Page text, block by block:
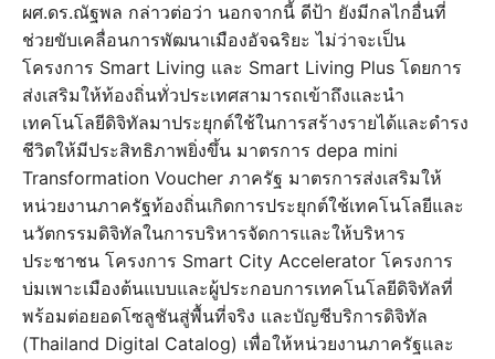
ผศ.ดร.ณัฐพล กล่าวต่อว่า นอกจากนี้ ดีป้า ยังมีกลไกอื่นที่
ช่วยขับเคลื่อนการพัฒนาเมืองอัจฉริยะ ไม่ว่าจะเป็น
โครงการ Smart Living และ Smart Living Plus โดยการ
ส่งเสริมให้ท้องถิ่นทั่วประเทศสามารถเข้าถึงและนำ
เทคโนโลยีดิจิทัลมาประยุกต์ใช้ในการสร้างรายได้และดำรง
ชีวิตให้มีประสิทธิภาพยิ่งขึ้น มาตรการ depa mini
Transformation Voucher ภาครัฐ มาตรการส่งเสริมให้
หน่วยงานภาครัฐท้องถิ่นเกิดการประยุกต์ใช้เทคโนโลยีและ
นวัตกรรมดิจิทัลในการบริหารจัดการและให้บริหาร
ประชาชน โครงการ Smart City Accelerator โครงการ
บ่มเพาะเมืองต้นแบบและผู้ประกอบการเทคโนโลยีดิจิทัลที่
พร้อมต่อยอดโซลูชันสู่พื้นที่จริง และบัญชีบริการดิจิทัล
(Thailand Digital Catalog) เพื่อให้หน่วยงานภาครัฐและ